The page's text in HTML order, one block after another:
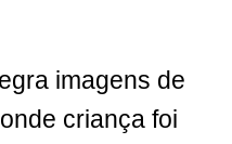
imagens de
criança foi